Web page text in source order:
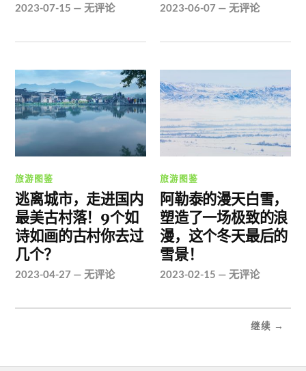
2023-07-15 —无评论 2023-06-07 —无评论
旅游图鉴
逃离城市，走进国内
最美古村落！9个如
诗如画的古村你去过
几个？
2023-04-27 —无评论
旅游图鉴
阿勒泰的漫天白雪，
塑造了一场极致的浪
漫，这个冬天最后的
雪景！
2023-02-15 —无评论
继续 →